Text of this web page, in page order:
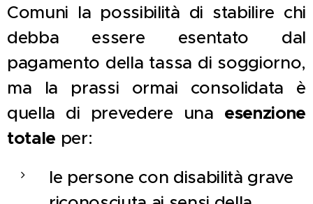
Comuni la possibilità di stabilire chi
debba essere esentato dal
pagamento della tassa di soggiorno,
ma la prassi ormai consolidata è
quella di prevedere una esenzione
totale per:
le persone con disabilità grave